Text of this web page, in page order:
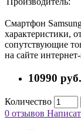
Смартфон
характеристики,
сопутствующие
на сайте
10990 руб.
Количество
0 отзывов